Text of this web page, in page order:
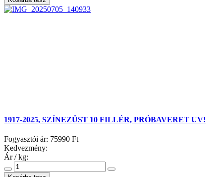
1917-2025, SZÍNEZÜST 10 FILLÉR, PRÓBAVERET UV!
Fogyasztói ár: 75990 Ft
Kedvezmény:
Ár / kg: